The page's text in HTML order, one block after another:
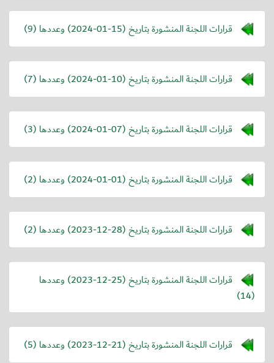
قرارات اللجنة المنشورة بتاريخ (2024-01-15) وعددها (9)
قرارات اللجنة المنشورة بتاريخ (2024-01-10) وعددها (7)
قرارات اللجنة المنشورة بتاريخ (2024-01-07) وعددها (3)
قرارات اللجنة المنشورة بتاريخ (2024-01-01) وعددها (2)
قرارات اللجنة المنشورة بتاريخ (2023-12-28) وعددها (2)
قرارات اللجنة المنشورة بتاريخ (2023-12-25) وعددها
(14)
قرارات اللجنة المنشورة بتاريخ (2023-12-21) وعددها (5)